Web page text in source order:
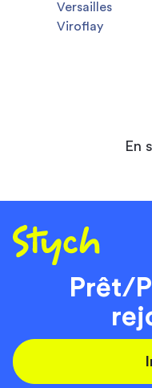
Versailles
Viroflay
En
Prêt/